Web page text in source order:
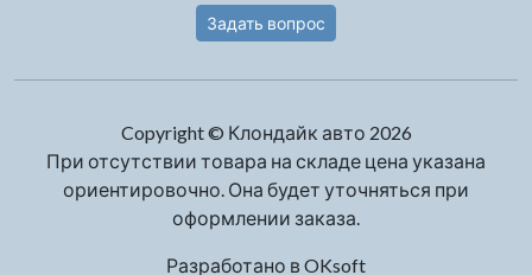
Задать вопрос
Copyright © Клондайк авто 2026
При отсутствии товара на складе цена указана
ориентировочно. Она будет уточняться при
оформлении заказа.
Разработано в OKsoft